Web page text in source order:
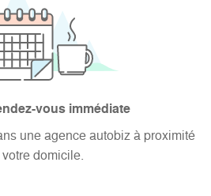
vous immédiate
une agence autobiz à proximité
domicile.